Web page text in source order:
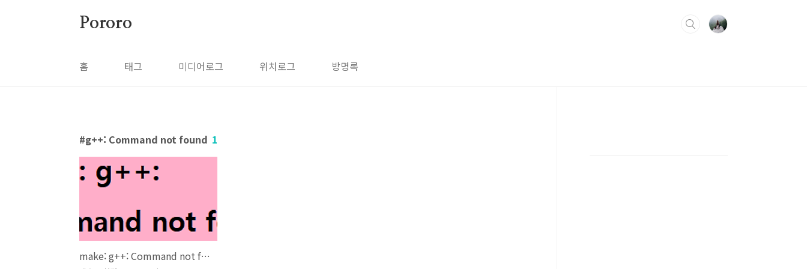
Pororo
홈 태그 미디어로그 위치로그 방명록
g++: Command not found 1
make: g++: Command not found (gcc 설치)